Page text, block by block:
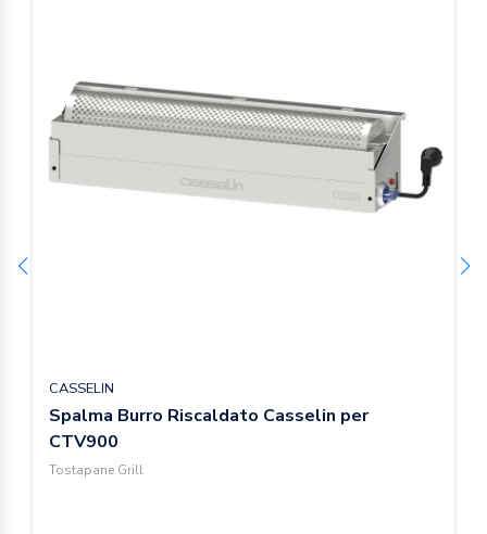
CASSELIN
Spalma Burro Riscaldato Casselin per
CTV900
Tostapane Grill